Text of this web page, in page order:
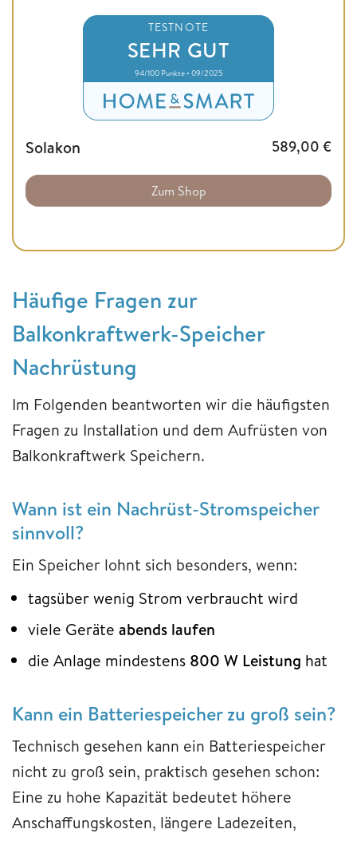
TESTNOTE
SEHR GUT
94/100 Punkte • 09/2025
Solakon 589,00 €
Zum Shop
Häufige Fragen zur
Balkonkraftwerk-Speicher
Nachrüstung
Im Folgenden beantworten wir die häufigsten
Fragen zu Installation und dem Aufrüsten von
Balkonkraftwerk Speichern.
Wann ist ein Nachrüst-Stromspeicher
sinnvoll?
Ein Speicher lohnt sich besonders, wenn:
tagsüber wenig Strom verbraucht wird
viele Geräte abends laufen
die Anlage mindestens 800 W Leistung hat
Kann ein Batteriespeicher zu groß sein?
Technisch gesehen kann ein Batteriespeicher
nicht zu groß sein, praktisch gesehen schon:
Eine zu hohe Kapazität bedeutet höhere
Anschaffungskosten, längere Ladezeiten,